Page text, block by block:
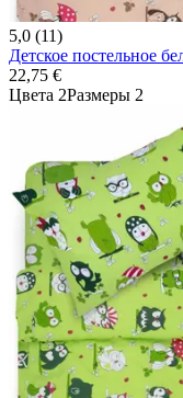
5,0 (11)
Детское постельное
22,75 €
Цвета 2Размеры 2